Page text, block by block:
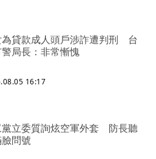
為貸款成人頭戶涉詐遭判刑 台
局長：非常慚愧
16:17
黨立委質詢炫空軍外套 防長聽
問號